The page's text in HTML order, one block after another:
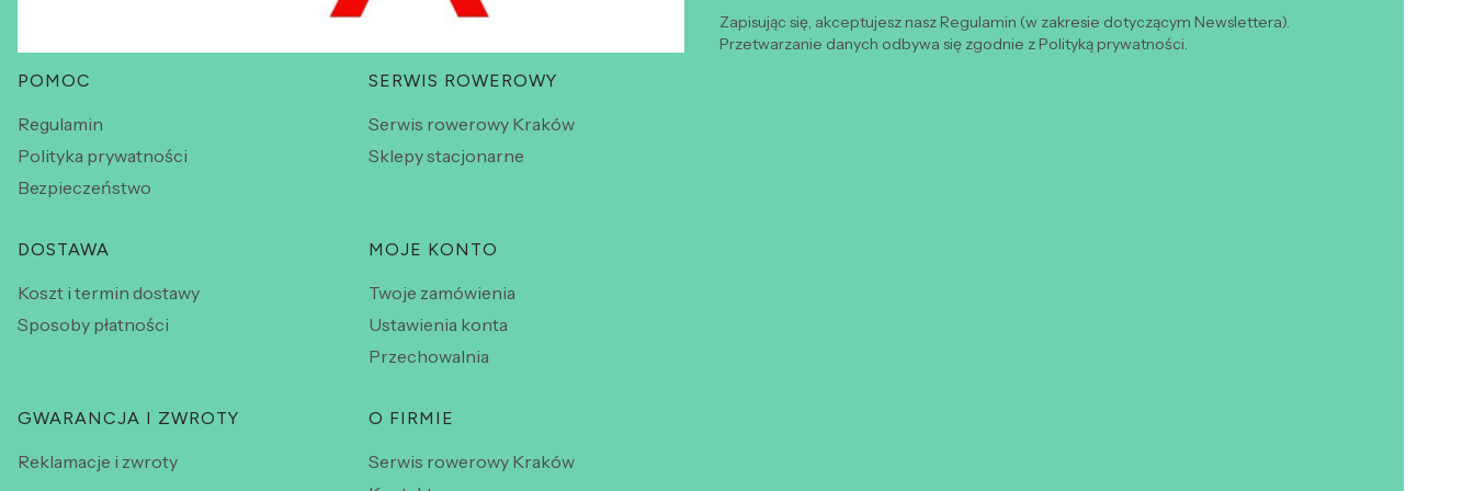
Linki w stopce
POMOC
Regulamin
Polityka prywatności
Bezpieczeństwo
SERWIS ROWEROWY
Serwis rowerowy Kraków
Sklepy stacjonarne
DOSTAWA
Koszt i termin dostawy
Sposoby płatności
MOJE KONTO
Twoje zamówienia
Ustawienia konta
Przechowalnia
GWARANCJA I ZWROTY
Reklamacje i zwroty
O FIRMIE
Serwis rowerowy Kraków
Zapisując się, akceptujesz nasz Regulamin (w zakresie dotyczącym Newslettera).
Przetwarzanie danych odbywa się zgodnie z Polityką prywatności.